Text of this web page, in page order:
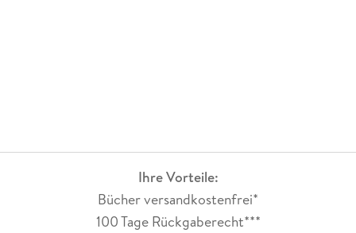
Ihre Vorteile:
Bücher versandkostenfrei*
100 Tage Rückgaberecht***